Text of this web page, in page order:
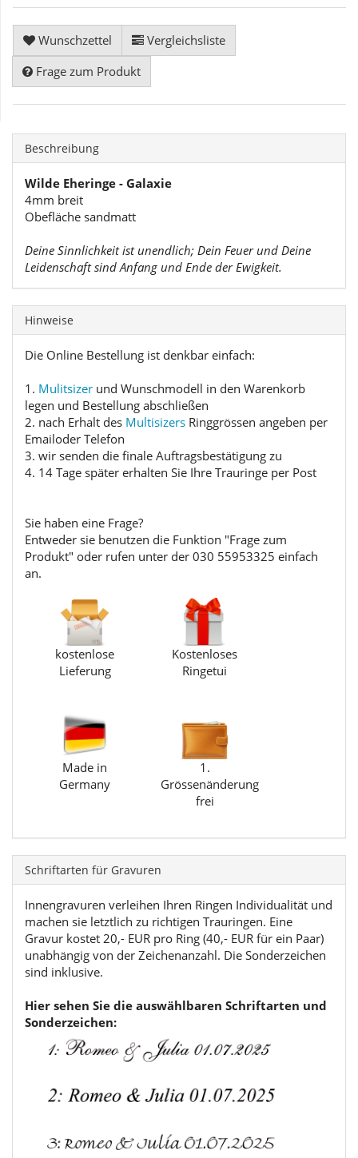
Wunschzettel
Vergleichsliste
Frage zum Produkt
Beschreibung
Wilde Eheringe - Galaxie
4mm breit
Obefläche sandmatt
Deine Sinnlichkeit ist unendlich; Dein Feuer und Deine
Leidenschaft sind Anfang und Ende der Ewigkeit.
Hinweise
Die Online Bestellung ist denkbar einfach:
1. Mulitsizer und Wunschmodell in den Warenkorb
legen und Bestellung abschließen
2. nach Erhalt des Multisizers Ringgrössen angeben per
Emailoder Telefon
3. wir senden die finale Auftragsbestätigung zu
4. 14 Tage später erhalten Sie Ihre Trauringe per Post
Sie haben eine Frage?
Entweder sie benutzen die Funktion "Frage zum
Produkt" oder rufen unter der 030 55953325 einfach
an.
kostenlose
Lieferung
Kostenloses
Ringetui
Made in
Germany
1.
Grössenänderung
frei
Schriftarten für Gravuren
Innengravuren verleihen Ihren Ringen Individualität und
machen sie letztlich zu richtigen Trauringen. Eine
Gravur kostet 20,- EUR pro Ring (40,- EUR für ein Paar)
unabhängig von der Zeichenanzahl. Die Sonderzeichen
sind inklusive.
Hier sehen Sie die auswählbaren Schriftarten und
Sonderzeichen: